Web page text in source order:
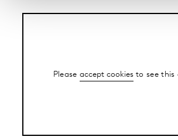
Please accept cookiesto see this